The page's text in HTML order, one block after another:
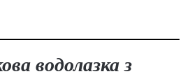
водолазка з